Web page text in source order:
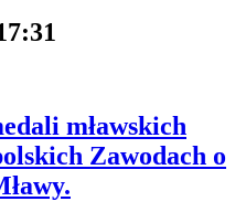
mławskich
Zawodach o